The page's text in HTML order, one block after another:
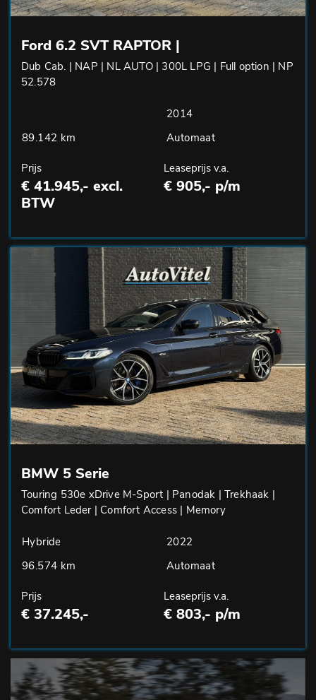
Ford 6.2 SVT RAPTOR |
Dub Cab. | NAP | NL AUTO | 300L LPG | Full option | NP
52.578
2014
89.142 km
Automaat
Prijs
€ 41.945,- excl.
BTW
Leaseprijs v.a.
€ 905,- p/m
BMW 5 Serie
Touring 530e xDrive M-Sport | Panodak | Trekhaak |
Comfort Leder | Comfort Access | Memory
Hybride
2022
96.574 km
Automaat
Prijs
€ 37.245,-
Leaseprijs v.a.
€ 803,- p/m